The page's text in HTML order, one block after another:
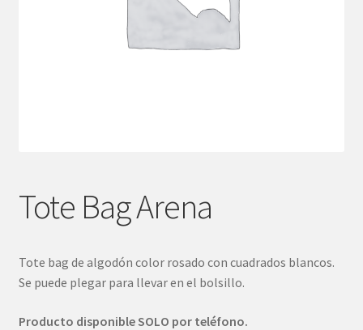
Tote Bag Arena
Tote bag de algodón color rosado con cuadrados blancos.
Se puede plegar para llevar en el bolsillo.
Producto disponible SOLO por teléfono.